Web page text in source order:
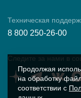
Техническая
8 800 250-26-00
Следите за нами в
Продолжая
на обработку
соответствии с